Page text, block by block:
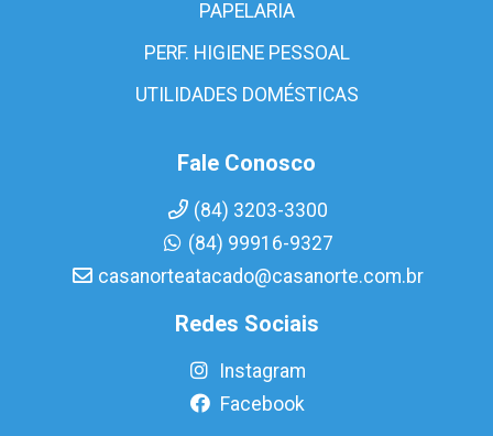
PAPELARIA
PERF. HIGIENE PESSOAL
UTILIDADES DOMÉSTICAS
Fale Conosco
(84) 3203-3300
(84) 99916-9327
casanorteatacado@casanorte.com.br
Redes Sociais
Instagram
Facebook